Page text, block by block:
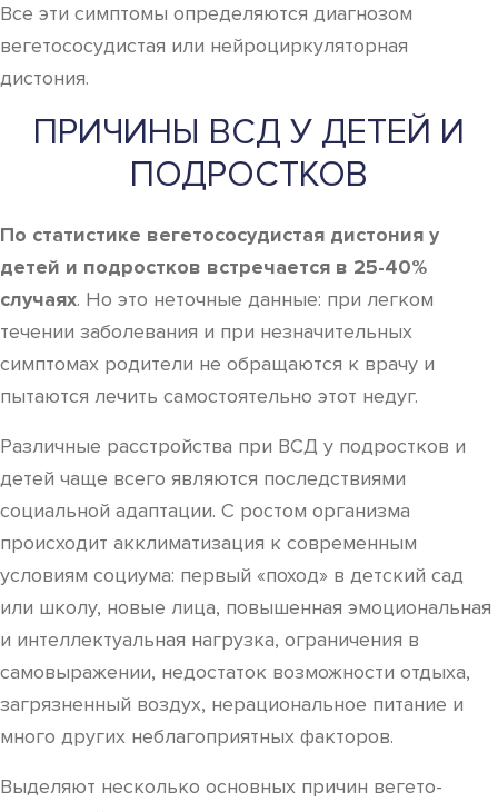
Все эти симптомы определяются диагнозом
вегетососудистая или нейроциркуляторная
дистония.
ПРИЧИНЫ ВСД У ДЕТЕЙ И
ПОДРОСТКОВ
По статистике вегетососудистая дистония у
детей и подростков встречается в 25-40%
случаях. Но это неточные данные: при легком
течении заболевания и при незначительных
симптомах родители не обращаются к врачу и
пытаются лечить самостоятельно этот недуг.
Различные расстройства при ВСД у подростков и
детей чаще всего являются последствиями
социальной адаптации. С ростом организма
происходит акклиматизация к современным
условиям социума: первый «поход» в детский сад
или школу, новые лица, повышенная эмоциональная
и интеллектуальная нагрузка, ограничения в
самовыражении, недостаток возможности отдыха,
загрязненный воздух, нерациональное питание и
много других неблагоприятных факторов.
Выделяют несколько основных причин вегето-